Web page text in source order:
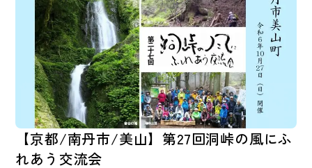
【京都/南丹市/美山】第27回洞峠の風にふ
れあう交流会